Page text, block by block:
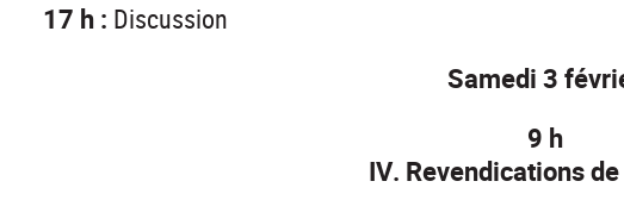
17 h : Discussion
Samedi 3
9 h
IV. Revendications